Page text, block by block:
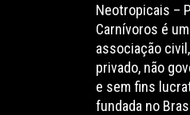
Neotropicais –
Carnívoros é
associação
privado, não
e sem fins
fundada no